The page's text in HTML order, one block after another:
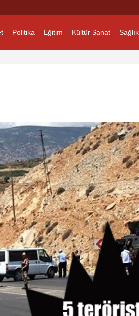
Politika Eğitim Kültür Sanat Sağlık